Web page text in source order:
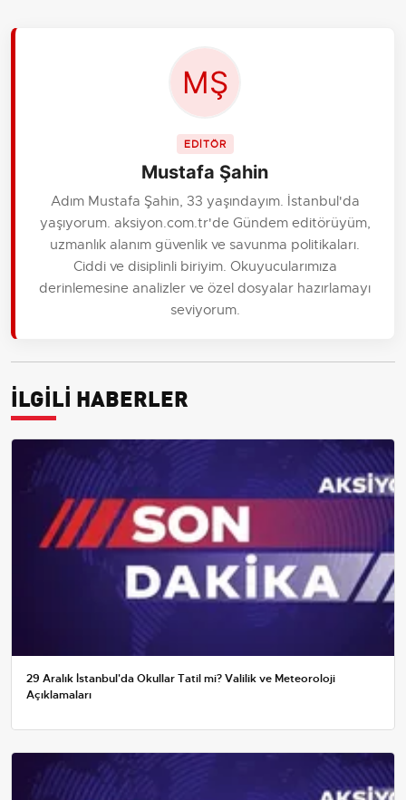
EDİTÖR
Mustafa Şahin
Adım Mustafa Şahin, 33 yaşındayım. İstanbul'da
yaşıyorum. aksiyon.com.tr'de Gündem editörüyüm,
uzmanlık alanım güvenlik ve savunma politikaları.
Ciddi ve disiplinli biriyim. Okuyucularımıza
derinlemesine analizler ve özel dosyalar hazırlamayı
seviyorum.
İLGİLİ HABERLER
29 Aralık İstanbul'da Okullar Tatil mi? Valilik ve Meteoroloji
Açıklamaları